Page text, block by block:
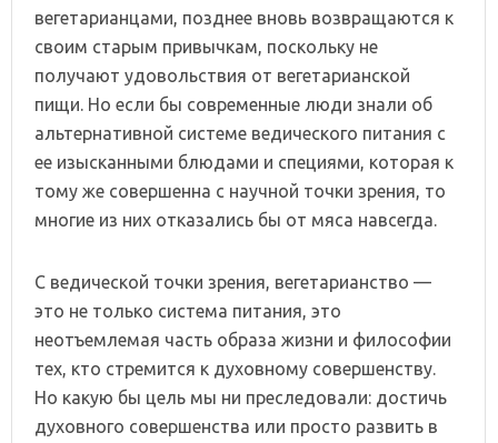
вегетарианцами, позднее вновь возвращаются к
своим старым привычкам, поскольку не
получают удовольствия от вегетарианской
пищи. Но если бы современные люди знали об
альтернативной системе ведического питания с
ее изысканными блюдами и специями, которая к
тому же совершенна с научной точки зрения, то
многие из них отказались бы от мяса навсегда.
С ведической точки зрения, вегетарианство —
это не только система питания, это
неотъемлемая часть образа жизни и философии
тех, кто стремится к духовному совершенству.
Но какую бы цель мы ни преследовали: достичь
духовного совершенства или просто развить в